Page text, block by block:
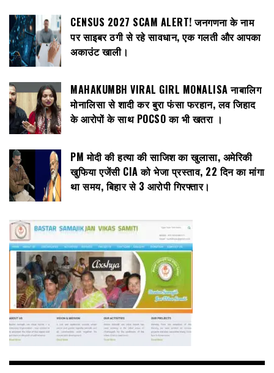
CENSUS 2027 SCAM ALERT! जनगणना के नाम
पर साइबर ठगी से रहे सावधान, एक गलती और आपका
अकाउंट खाली।
MAHAKUMBH VIRAL GIRL MONALISA नाबालिग
मोनालिसा से शादी कर बुरा फंसा फरहान, लव जिहाद
के आरोपों के साथ POCSO का भी खतरा ।
PM मोदी की हत्या की साजिश का खुलासा, अमेरिकी
खुफिया एजेंसी CIA को भेजा प्रस्ताव, 22 दिन का मांगा
था समय, बिहार से 3 आरोपी गिरफ्तार।